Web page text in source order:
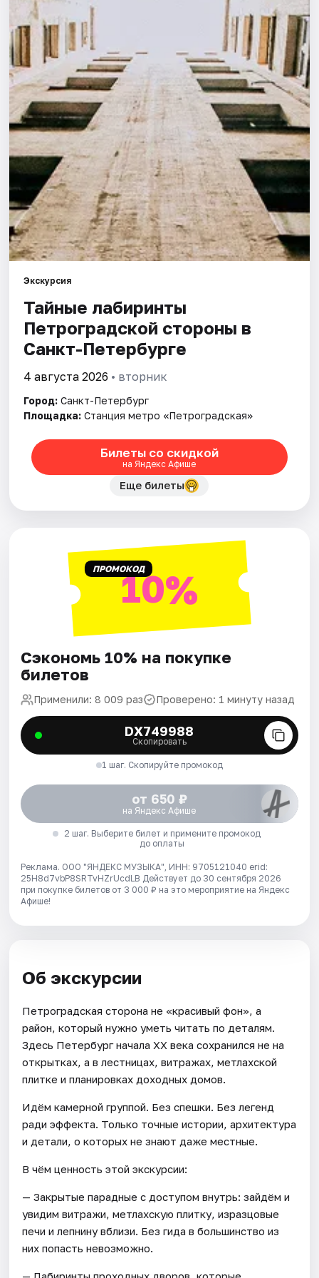
Города
Площадки
Артисты
Рейтинги
Экскурсия
Тайные лабиринты
Петроградской стороны в
Санкт-Петербурге
4 августа 2026 • вторник
Город: Санкт-Петербург
Площадка: Станция метро «Петроградская»
Билеты со скидкой
на Яндекс Афише
Еще билеты
ПРОМОКОД10%
Сэкономь 10% на покупке
билетов
Применили: 8 009 раз Проверено: 1 минуту назад
DX749988
Скопировать
1 шаг. Скопируйте промокод
от 650 ₽
на Яндекс Афише
2 шаг. Выберите билет и примените промокод
до оплаты
Реклама. ООО "ЯНДЕКС МУЗЫКА", ИНН: 9705121040 erid:
25H8d7vbP8SRTvHZrUcdLB Действует до 30 сентября 2026
при покупке билетов от 3 000 ₽ на это мероприятие на Яндекс
Афише!
Об экскурсии
Петроградская сторона не «красивый фон», а
район, который нужно уметь читать по деталям.
Здесь Петербург начала XX века сохранился не на
открытках, а в лестницах, витражах, метлахской
плитке и планировках доходных домов.
Идём камерной группой. Без спешки. Без легенд
ради эффекта. Только точные истории, архитектура
и детали, о которых не знают даже местные.
В чём ценность этой экскурсии:
— Закрытые парадные с доступом внутрь: зайдём и
увидим витражи, метлахскую плитку, изразцовые
печи и лепнину вблизи. Без гида в большинство из
них попасть невозможно.